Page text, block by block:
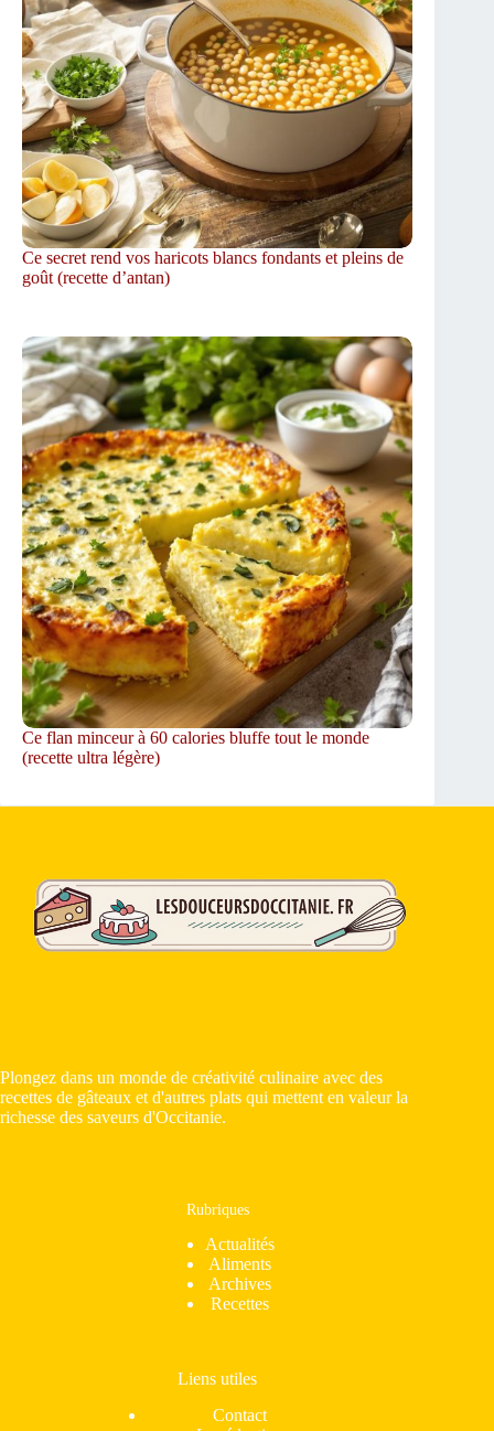
Ce secret rend vos haricots blancs fondants et pleins de
goût (recette d’antan)
Ce flan minceur à 60 calories bluffe tout le monde
(recette ultra légère)
Plongez dans un monde de créativité culinaire avec des
recettes de gâteaux et d'autres plats qui mettent en valeur la
richesse des saveurs d'Occitanie.
Rubriques
Actualités
Aliments
Archives
Recettes
Liens utiles
Contact